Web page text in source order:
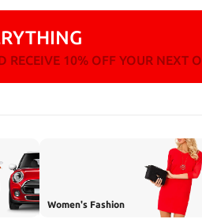
RECEIVE 10% OFF YOUR NEXT
Women's Fashion